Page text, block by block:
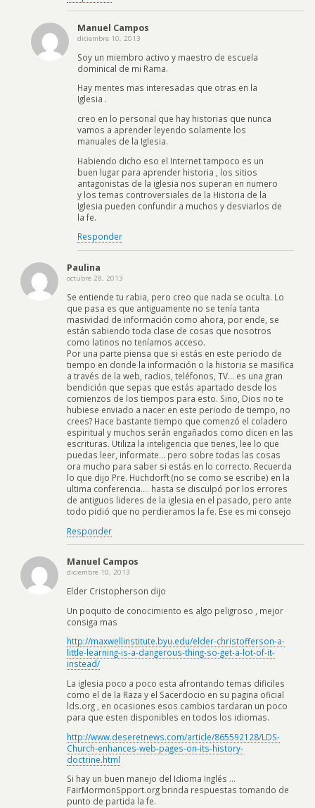
Manuel Campos
diciembre 10, 2013
Soy un miembro activo y maestro de escuela
dominical de mi Rama.
Hay mentes mas interesadas que otras en la
Iglesia .
creo en lo personal que hay historias que nunca
vamos a aprender leyendo solamente los
manuales de la Iglesia.
Habiendo dicho eso el Internet tampoco es un
buen lugar para aprender historia , los sitios
antagonistas de la iglesia nos superan en numero
y los temas controversiales de la Historia de la
Iglesia pueden confundir a muchos y desviarlos de
la fe.
Responder
Paulina
octubre 28, 2013
Se entiende tu rabia, pero creo que nada se oculta. Lo
que pasa es que antiguamente no se tenía tanta
masividad de información como ahora, por ende, se
están sabiendo toda clase de cosas que nosotros
como latinos no teníamos acceso.
Por una parte piensa que si estás en este periodo de
tiempo en donde la información o la historia se masifica
a través de la web, radios, teléfonos, TV… es una gran
bendición que sepas que estás apartado desde los
comienzos de los tiempos para esto. Sino, Dios no te
hubiese enviado a nacer en este periodo de tiempo, no
crees? Hace bastante tiempo que comenzó el coladero
espiritual y muchos serán engañados como dicen en las
escrituras. Utiliza la inteligencia que tienes, lee lo que
puedas leer, informate… pero sobre todas las cosas
ora mucho para saber si estás en lo correcto. Recuerda
lo que dijo Pre. Huchdorft (no se como se escribe) en la
ultima conferencia…. hasta se disculpó por los errores
de antiguos lideres de la iglesia en el pasado, pero ante
todo pidió que no perdieramos la fe. Ese es mi consejo
Responder
Manuel Campos
diciembre 10, 2013
Elder Cristopherson dijo
Un poquito de conocimiento es algo peligroso , mejor
consiga mas
http://maxwellinstitute.byu.edu/elder-christofferson-a-
little-learning-is-a-dangerous-thing-so-get-a-lot-of-it-
instead/
La iglesia poco a poco esta afrontando temas dificiles
como el de la Raza y el Sacerdocio en su pagina oficial
lds.org , en ocasiones esos cambios tardaran un poco
para que esten disponibles en todos los idiomas.
http://www.deseretnews.com/article/865592128/LDS-
Church-enhances-web-pages-on-its-history-
doctrine.html
Si hay un buen manejo del Idioma Inglés …
FairMormonSpport.org brinda respuestas tomando de
punto de partida la fe.